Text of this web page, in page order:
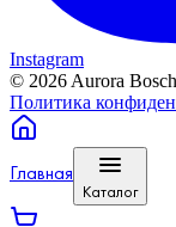
Instagram
© 2026 Aurora
Политика
Главная
Каталог